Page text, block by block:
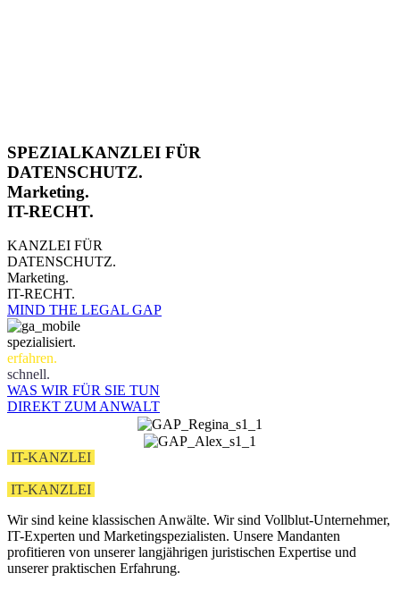
SPEZIALKANZLEI FÜR
DATENSCHUTZ.
Marketing.
IT-RECHT.
KANZLEI FÜR
DATENSCHUTZ.
Marketing.
IT-RECHT.
MIND THE LEGAL GAP
spezialisiert.
erfahren.
schnell.
WAS WIR FÜR SIE TUN
DIREKT ZUM ANWALT
IT-KANZLEI
IT-KANZLEI
Wir sind keine klassischen Anwälte. Wir sind Vollblut-Unternehmer,
IT-Experten und Marketingspezialisten. Unsere Mandanten
profitieren von unserer langjährigen juristischen Expertise und
unserer praktischen Erfahrung.